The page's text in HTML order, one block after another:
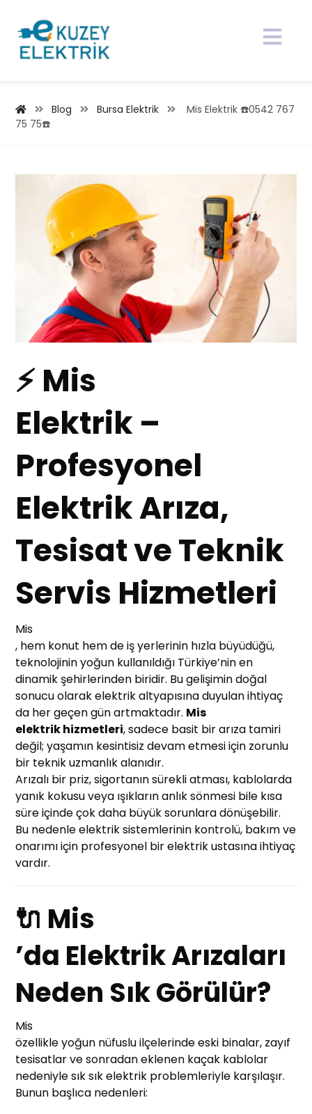
Blog Bursa Elektrik
Mis Elektrik ☎️0542 767
75 75☎️
⚡ Mis
Elektrik –
Profesyonel
Elektrik Arıza,
Tesisat ve Teknik
Servis Hizmetleri
Mis
, hem konut hem de iş yerlerinin hızla büyüdüğü,
teknolojinin yoğun kullanıldığı Türkiye’nin en
dinamik şehirlerinden biridir. Bu gelişimin doğal
sonucu olarak elektrik altyapısına duyulan ihtiyaç
da her geçen gün artmaktadır. Mis
elektrik hizmetleri, sadece basit bir arıza tamiri
değil; yaşamın kesintisiz devam etmesi için zorunlu
bir teknik uzmanlık alanıdır.
Arızalı bir priz, sigortanın sürekli atması, kablolarda
yanık kokusu veya ışıkların anlık sönmesi bile kısa
süre içinde çok daha büyük sorunlara dönüşebilir.
Bu nedenle elektrik sistemlerinin kontrolü, bakım ve
onarımı için profesyonel bir elektrik ustasına ihtiyaç
vardır.
🔌 Mis
’da Elektrik Arızaları
Neden Sık Görülür?
Mis
özellikle yoğun nüfuslu ilçelerinde eski binalar, zayıf
tesisatlar ve sonradan eklenen kaçak kablolar
nedeniyle sık sık elektrik problemleriyle karşılaşır.
Bunun başlıca nedenleri: